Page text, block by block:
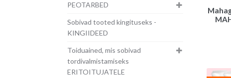
PEOTARBED
Sobivad tooted kingituseks -
KINGIIDEED
Toiduained, mis sobivad
tordivalmistamiseks
ERITOITUJATELE